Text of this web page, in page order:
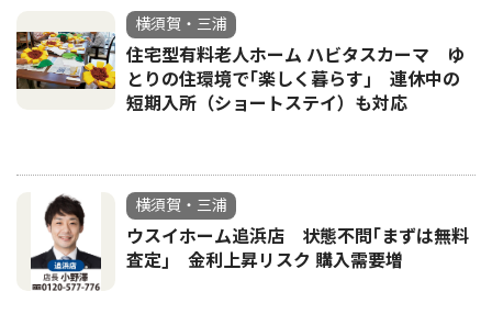
横須賀・三浦
住宅型有料老人ホーム ハビタスカーマ ゆ
とりの住環境で｢楽しく暮らす｣ 連休中の
短期入所（ショートステイ）も対応
横須賀・三浦
ウスイホーム追浜店 状態不問｢まずは無料
査定｣ 金利上昇リスク 購入需要増